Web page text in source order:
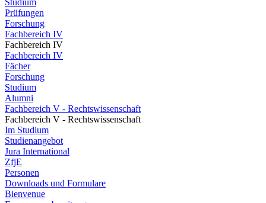
Studium
Prüfungen
Forschung
Fachbereich IV
Fachbereich IV
Fachbereich IV
Fächer
Forschung
Studium
Alumni
Fachbereich V - Rechtswissenschaft
Fachbereich V - Rechtswissenschaft
Im Studium
Studienangebot
Jura International
ZfjE
Personen
Downloads und Formulare
Bienvenue